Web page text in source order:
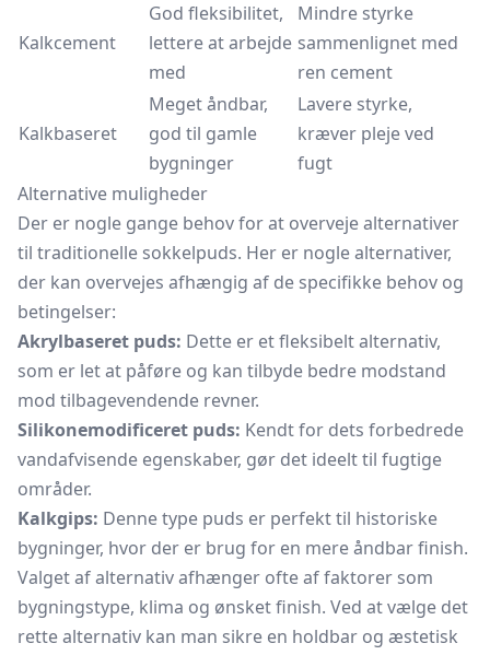
Kalkcement
God fleksibilitet,
lettere at arbejde
med
Mindre styrke
sammenlignet med
ren cement
Kalkbaseret
Meget åndbar,
god til gamle
bygninger
Lavere styrke,
kræver pleje ved
fugt
Alternative muligheder
Der er nogle gange behov for at overveje alternativer
til traditionelle sokkelpuds. Her er nogle alternativer,
der kan overvejes afhængig af de specifikke behov og
betingelser:
Akrylbaseret puds: Dette er et fleksibelt alternativ,
som er let at påføre og kan tilbyde bedre modstand
mod tilbagevendende revner.
Silikonemodificeret puds: Kendt for dets forbedrede
vandafvisende egenskaber, gør det ideelt til fugtige
områder.
Kalkgips: Denne type puds er perfekt til historiske
bygninger, hvor der er brug for en mere åndbar finish.
Valget af alternativ afhænger ofte af faktorer som
bygningstype, klima og ønsket finish. Ved at vælge det
rette alternativ kan man sikre en holdbar og æstetisk